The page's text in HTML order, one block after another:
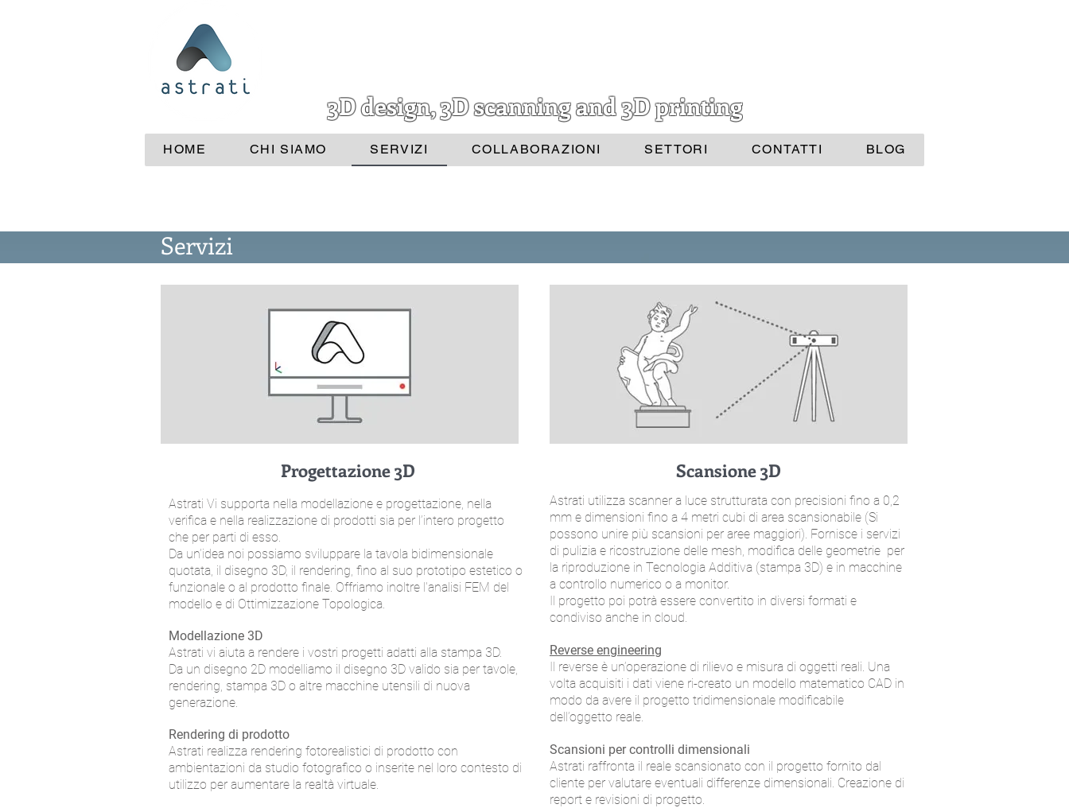
3D design, 3D scanning and 3D printing
HOME CHI SIAMO SERVIZI COLLABORAZIONI SETTORI CONTATTI BLOG
Servizi
​Progettazione3D
Astrati Vi supporta nella modellazione e progettazione, nella
verifica e nella realizzazione di prodotti sia per l’intero progetto
che per parti di esso.
Da un’idea noi possiamo sviluppare la tavola bidimensionale
quotata, il disegno 3D, il rendering, fino al suo prototipo estetico o
funzionale o al prodotto finale. Offriamo inoltre l'analisi FEM del
modello e di Ottimizzazione Topologica.
Modellazione 3D
Astrati vi aiuta a rendere i vostri progetti adatti alla stampa 3D.
Da un disegno 2D modelliamo il disegno 3D valido sia per tavole,
rendering, stampa 3D o altre macchine utensili di nuova
generazione.
Rendering di prodotto
Astrati realizza rendering fotorealistici di prodotto con
ambientazioni da studio fotografico o inserite nel loro contesto di
utilizzo per aumentare la realtà virtuale.
Scansione 3D
Astrati utilizza scanner a luce strutturata con precisioni fino a 0,2
mm e dimensioni fino a 4 metri cubi di area scansionabile (Si
possono unire più scansioni per aree maggiori). Fornisce i servizi
di pulizia e ricostruzione delle mesh, modifica delle geometrie per
la riproduzione in Tecnologia Additiva (stampa 3D) e in macchine
a controllo numerico o a monitor.
Il progetto poi potrà essere convertito in diversi formati e
condiviso anche in cloud.
Reverse engineering
Il reverse è un’operazione di rilievo e misura di oggetti reali. Una
volta acquisiti i dati viene ri-creato un modello matematico CAD in
modo da avere il progetto tridimensionale modificabile
dell’oggetto reale.
Scansioni per controlli dimensionali
Astrati raffronta il reale scansionato con il progetto fornito dal
cliente per valutare eventuali differenze dimensionali. Creazione di
report e revisioni di progetto.